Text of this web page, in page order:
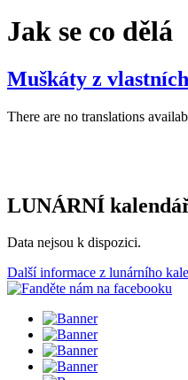
Jak se co dělá
Muškáty z
There are no translations
LUNÁRNÍ
Data nejsou k dispozici.
Další informace z lunárního